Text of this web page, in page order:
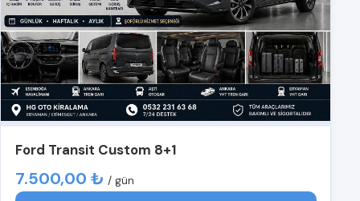
Ford Transit Custom 8+1
7.500,00 ₺ / gün